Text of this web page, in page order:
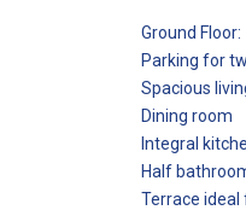
Ground Floor:
Parking for
Spacious
Dining room
Integral
Half
Terrace